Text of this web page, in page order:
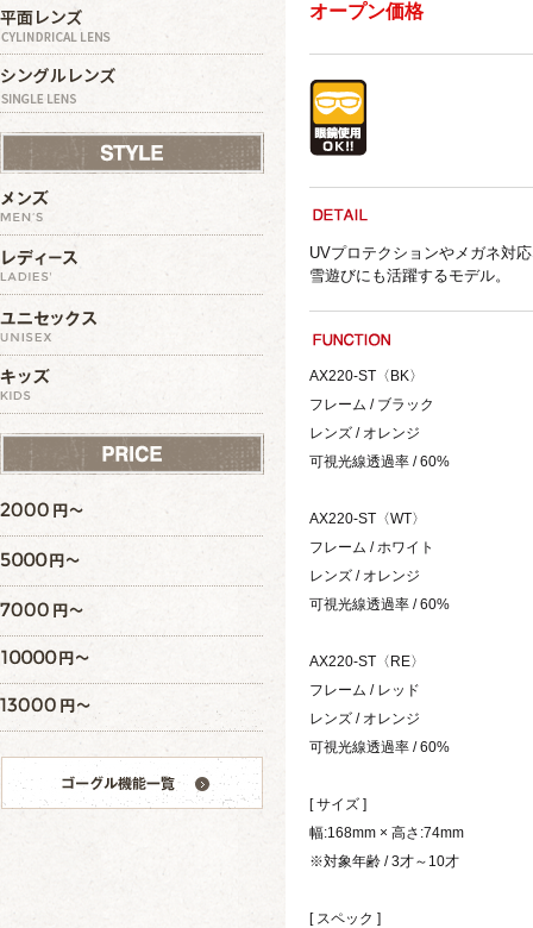
オープン価格
UVプロテクションやメガネ対
雪遊びにも活躍するモデル。
AX220-ST〈BK〉
フレーム / ブラック
レンズ / オレンジ
可視光線透過率 / 60%
AX220-ST〈WT〉
フレーム / ホワイト
レンズ / オレンジ
可視光線透過率 / 60%
AX220-ST〈RE〉
フレーム / レッド
レンズ / オレンジ
可視光線透過率 / 60%
[ サイズ ]
幅:168mm × 高さ:74mm
※対象年齢 / 3才～10才
[ スペック ]